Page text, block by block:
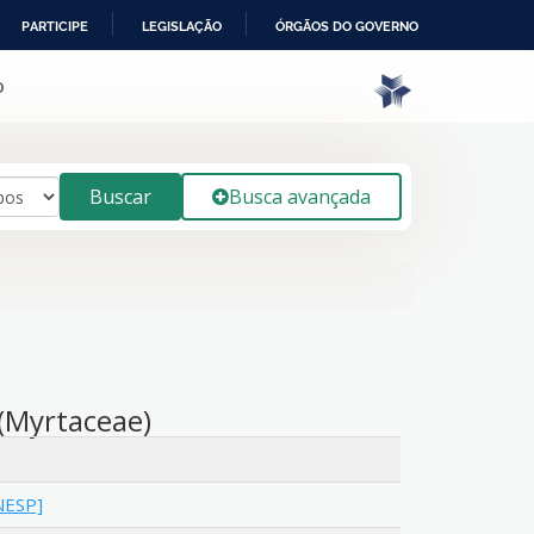
PARTICIPE LEGISLAÇÃO ÓRGÃOS DO GOVERNO
Buscar Busca avançada